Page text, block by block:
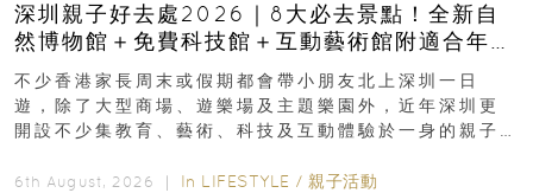
深圳親子好去處2026｜8大必去景點！全新自
然博物館＋免費科技館＋互動藝術館附適合年
齡、交通、門票、開放時間
不少香港家長周末或假期都會帶小朋友北上深圳一日
遊，除了大型商場、遊樂場及主題樂園外，近年深圳更
開設不少集教育、藝術、科技及互動體驗於一身的親子
6th August, 2026 ｜ In LIFESTYLE / 親子活動